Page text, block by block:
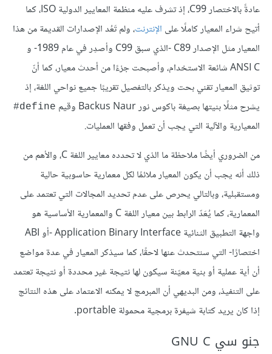
عادةً بالاختصار C99، إذ تشرف عليه منظمة المعايير الدولية ISO، كما
أتيح شراء المعيار كاملًا على الإنترنت، ولم تَعُد الإصدارات القديمة من هذا
المعيار مثل الإصدار C89 -الذي سبق C99 وأصدِر في عام 1989- و
ANSI C شائعة الاستخدام، وأصبحت جزءًا من أحدث معيار، كما أنّ
توثيق المعيار تقني بحت ويذكر بالتفصيل تقريبًا جميع نواحي اللغة، إذ
يشرح مثلًا بنيتها بصيغة باكوس نور Backus Naur وقيم
define#
المعيارية والآلية التي يجب أن تعمل وفقها العمليات.
من الضروري أيضًا ملاحظة ما الذي لا تحدده معايير اللغة C، والأهم من
ذلك أنه يجب أن يكون المعيار ملائمًا لكل معمارية حاسوبية حالية
ومستقبلية، وبالتالي يحرص على عدم تحديد المجالات التي تعتمد على
المعمارية، كما يُعَدّ الرابط بين معيار اللغة C والمعمارية الأساسية هو
واجهة التطبيق الثنائية Application Binary Interface -أو ABI
اختصارًا- التي سنتحدث عنها لاحقًا، كما سيذكر المعيار في عدة مواضع
أن أية عملية أو بنية معيّنة سيكون لها نتيجة غير محددة أو نتيجة تعتمد
على التنفيذ، ومن البديهي أن المبرمج لا يمكنه الاعتماد على هذه النتائج
إذا كان يريد كتابة شيفرة برمجية محمولة portable.
جنو سي GNU C